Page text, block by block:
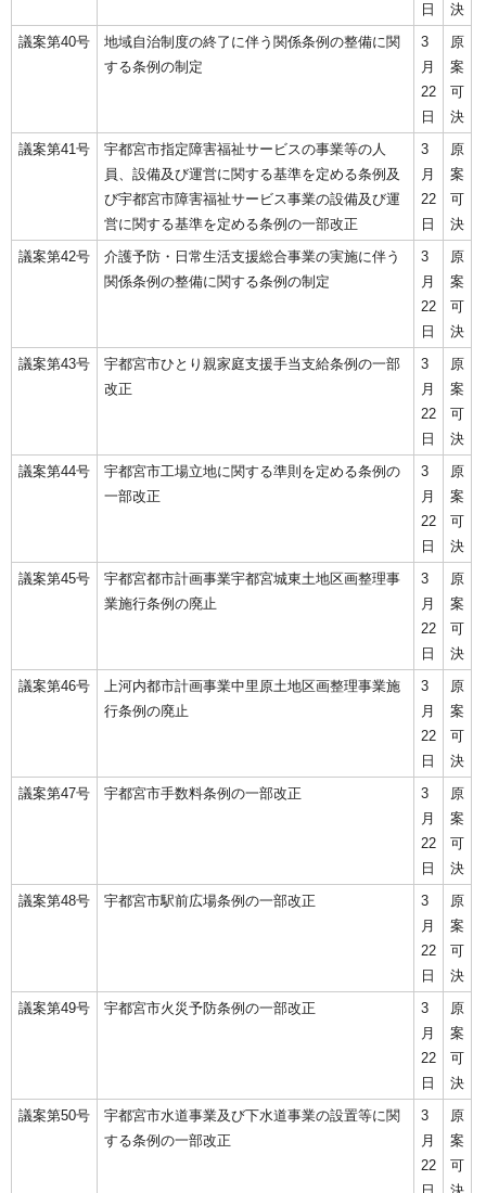
日
決
議案第40号
地域自治制度の終了に伴う関係条例の整備に関
する条例の制定
3
月
22
日
原
案
可
決
議案第41号
宇都宮市指定障害福祉サービスの事業等の人
員、設備及び運営に関する基準を定める条例及
び宇都宮市障害福祉サービス事業の設備及び運
営に関する基準を定める条例の一部改正
3
月
22
日
原
案
可
決
議案第42号
介護予防・日常生活支援総合事業の実施に伴う
関係条例の整備に関する条例の制定
3
月
22
日
原
案
可
決
議案第43号
宇都宮市ひとり親家庭支援手当支給条例の一部
改正
3
月
22
日
原
案
可
決
議案第44号
宇都宮市工場立地に関する準則を定める条例の
一部改正
3
月
22
日
原
案
可
決
議案第45号
宇都宮都市計画事業宇都宮城東土地区画整理事
業施行条例の廃止
3
月
22
日
原
案
可
決
議案第46号
上河内都市計画事業中里原土地区画整理事業施
行条例の廃止
3
月
22
日
原
案
可
決
議案第47号
宇都宮市手数料条例の一部改正
3
月
22
日
原
案
可
決
議案第48号
宇都宮市駅前広場条例の一部改正
3
月
22
日
原
案
可
決
議案第49号
宇都宮市火災予防条例の一部改正
3
月
22
日
原
案
可
決
議案第50号
宇都宮市水道事業及び下水道事業の設置等に関
する条例の一部改正
3
月
22
原
案
可